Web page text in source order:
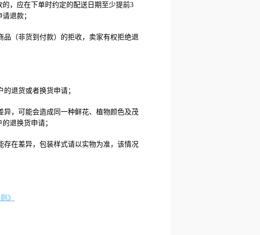
，应在下单时约定的配送日期至少提前3
退款；
品（非货到付款）的拒收，卖家有权拒绝退
退货或者换货申请；
，可能会造成同一种鲜花、植物颜色及茂
退换货申请；
在差异，包装样式请以实物为准，该情况
》